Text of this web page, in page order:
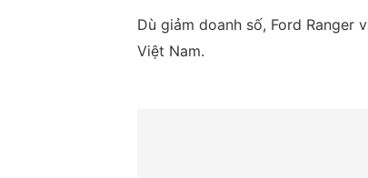
Dù giảm doanh số, Ford Ranger
Việt Nam.